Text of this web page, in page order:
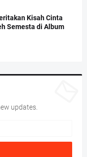
Kisah Cinta
Semesta di Album
updates.